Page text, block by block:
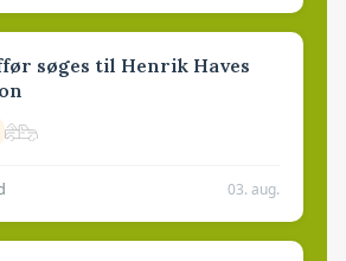
søges til Henrik Haves
03. aug.